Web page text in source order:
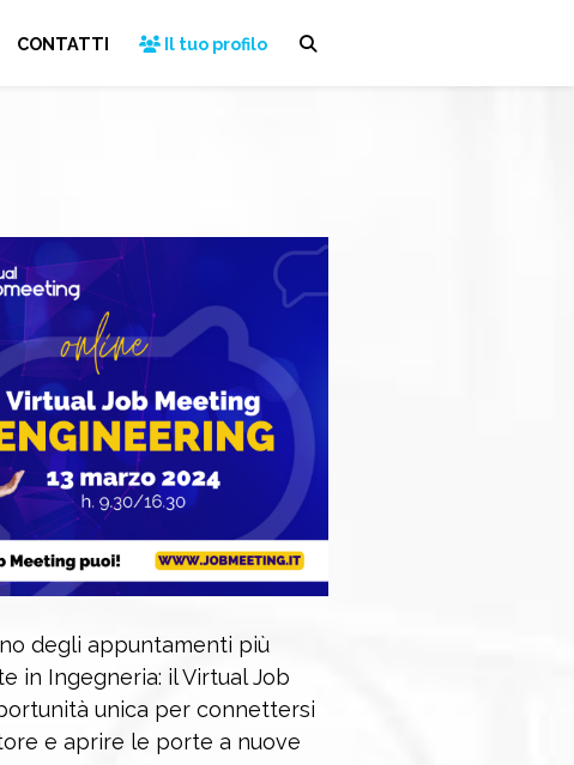
CONTATTI Il tuo profilo
degli appuntamenti più
in Ingegneria: il Virtual Job
unica per connettersi
e aprire le porte a nuove